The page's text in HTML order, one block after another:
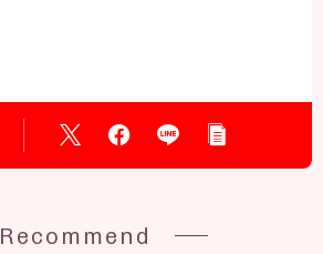
Recommend